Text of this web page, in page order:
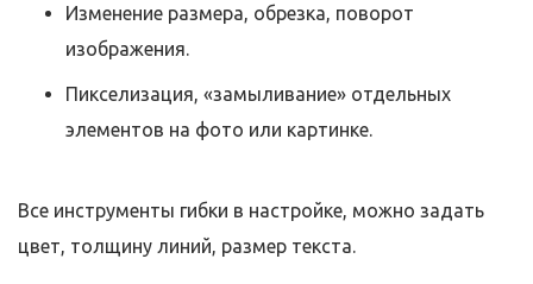
Изменение размера, обрезка, поворот
изображения.
Пикселизация, «замыливание» отдельных
элементов на фото или картинке.
Все инструменты гибки в настройке, можно задать
цвет, толщину линий, размер текста.